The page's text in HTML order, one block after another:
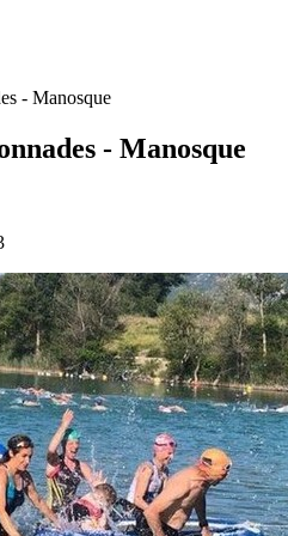
- Manosque
- Manosque